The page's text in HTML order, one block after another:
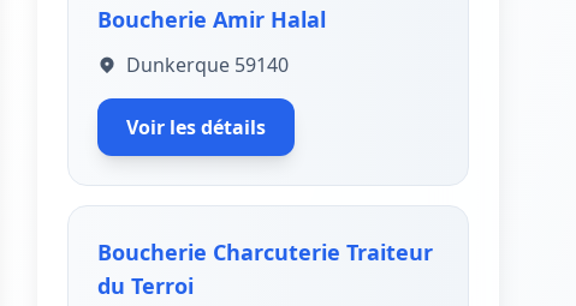
Boucherie Amir Halal
Dunkerque 59140
Voir les détails
Boucherie Charcuterie Traiteur
du Terroi